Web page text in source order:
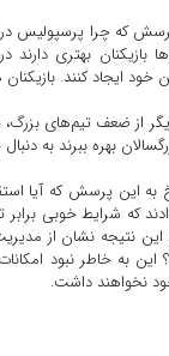
که چرا پرسپولیس در
بازیکنان بهتری
خود ایجاد کنند.
از ضعف‌ تیم‌های بزرگ،
بهره ببرند به
این پرسش که آیا
که شرایط خوبی
نتیجه نشان از
به خاطر نبود
نخواهند داشت.